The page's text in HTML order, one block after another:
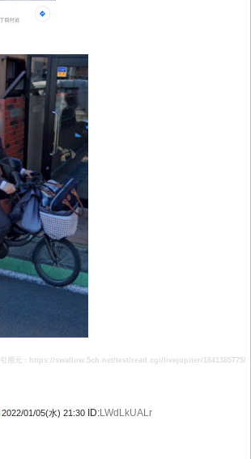
引用元：https://swallow.5ch.net/test/read.cgi/livejupiter/1641385775/
2022/01/05(水) 21:30 ID:LWdLkUALr